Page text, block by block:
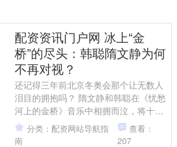
配资资讯门户网 冰上“金
桥”的尽头：韩聪隋文静为何
不再对视？
还记得三年前北京冬奥会那个让无数人
泪目的拥抱吗？ 隋文静和韩聪在《忧愁
河上的金桥》音乐中相拥而泣，将十几
年的伤痛与荣耀紧紧锁在那个瞬间。 那
时候，韩聪看向隋文静....
分类：配资网站导航指
南
查看：
207